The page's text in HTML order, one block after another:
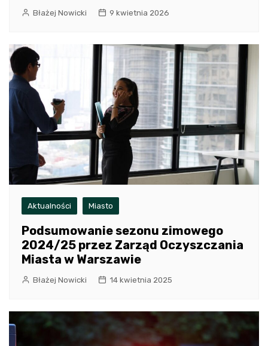
Błażej Nowicki 9 kwietnia 2026
Aktualności Miasto
Podsumowanie sezonu zimowego
2024/25 przez Zarząd Oczyszczania
Miasta w Warszawie
Błażej Nowicki 14 kwietnia 2025